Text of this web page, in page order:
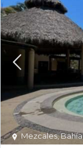
Mezcales,